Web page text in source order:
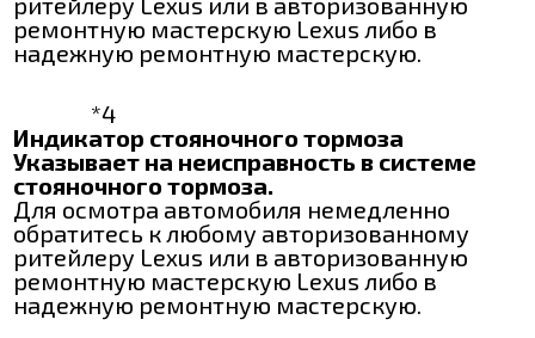
ремонтную мастерскую Lexus либо в
надежную ремонтную мастерскую.
*4
Индикатор стояночного тормоза
Указывает на неисправность в системе
стояночного тормоза.
Для осмотра автомобиля немедленно
обратитесь к любому авторизованному
ритейлеру Lexus или в авторизованную
ремонтную мастерскую Lexus либо в
надежную ремонтную мастерскую.